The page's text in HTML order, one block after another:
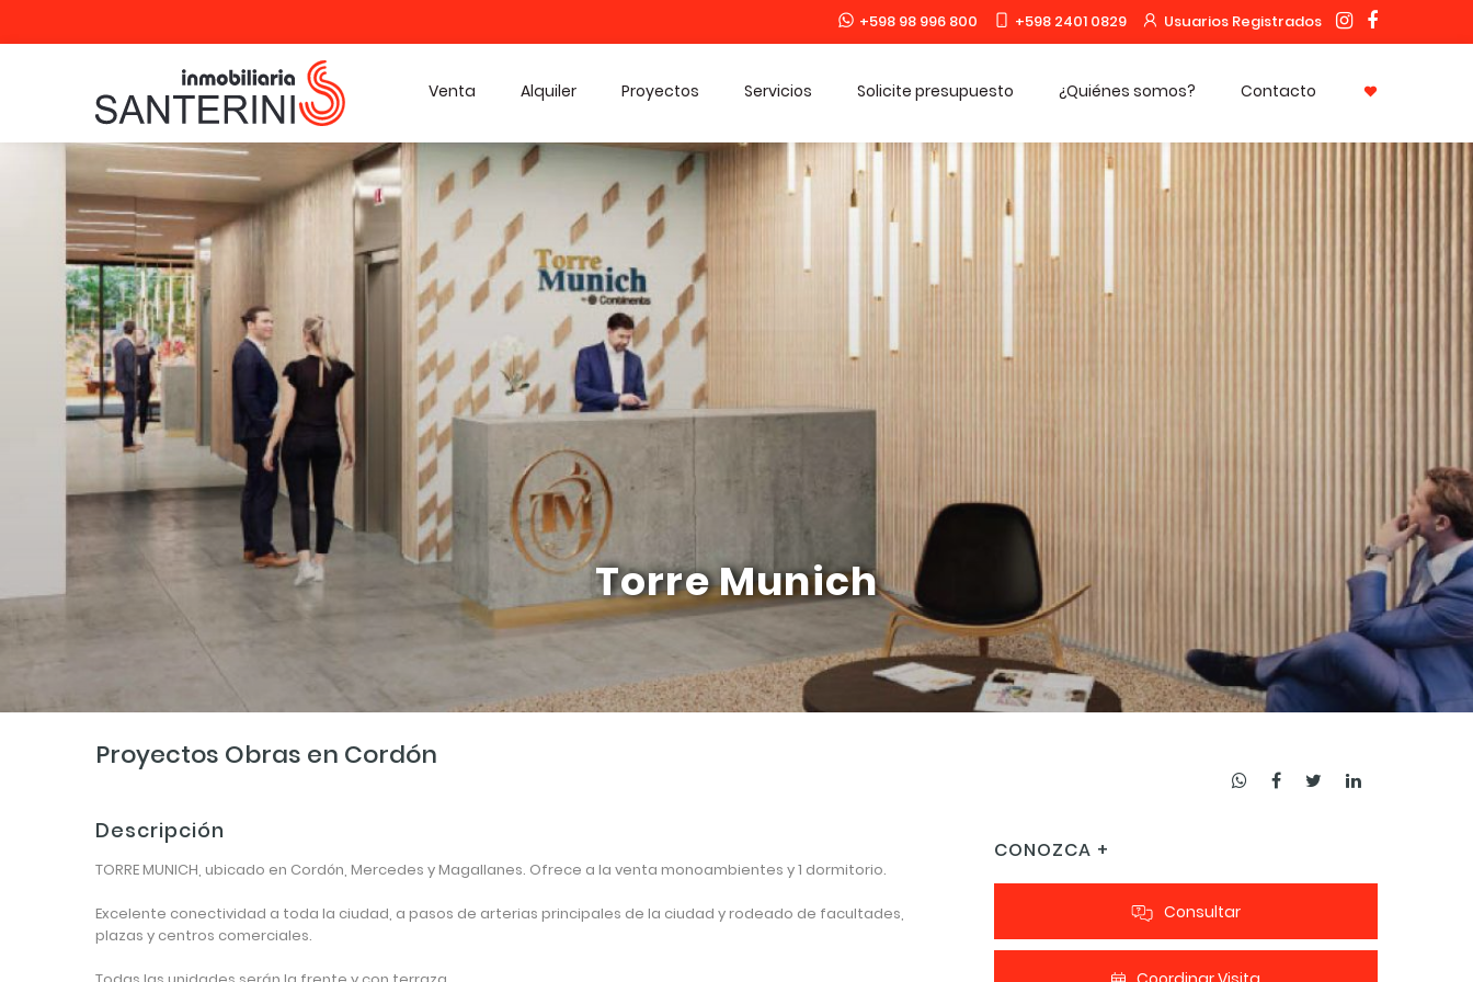
+598 98 996 800 +598 2401 0829 Usuarios Registrados
Venta Alquiler Proyectos Servicios Solicite presupuesto ¿Quiénes somos? Contacto
Torre Munich
Proyectos Obras en Cordón
Descripción
TORRE MUNICH, ubicado en Cordón, Mercedes y Magallanes. Ofrece a la venta monoambientes y 1 dormitorio.
Excelente conectividad a toda la ciudad, a pasos de arterias principales de la ciudad y rodeado de facultades,
plazas y centros comerciales.
CONOZCA +
Consultar